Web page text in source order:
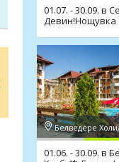
01.07. - 30.09. в
Девин!Нощувка
избор,мин.басейн
01.06. - 30.09. в